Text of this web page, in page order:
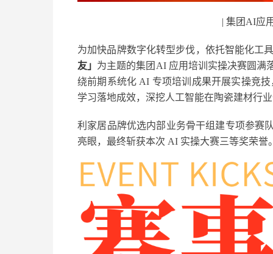
| 集团AI应
为加快品牌数字化转型步伐，依托智能化工
友」 为主题的集团AI 应用培训实操决赛圆满
绕前期系统化 AI 专项培训成果开展实操竞
学习落地成效，深挖人工智能在陶瓷建材行
利家居品牌优选内部业务骨干组建专项参赛
亮眼，最终斩获本次 AI 实操大赛三等奖荣誉